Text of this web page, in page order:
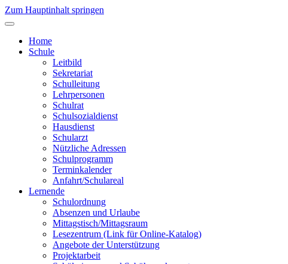
Zum Hauptinhalt springen
Home
Schule
Leitbild
Sekretariat
Schulleitung
Lehrpersonen
Schulrat
Schulsozialdienst
Hausdienst
Schularzt
Nützliche Adressen
Schulprogramm
Terminkalender
Anfahrt/Schulareal
Lernende
Schulordnung
Absenzen und Urlaube
Mittagstisch/Mittagsraum
Lesezentrum (Link für Online-Katalog)
Angebote der Unterstützung
Projektarbeit